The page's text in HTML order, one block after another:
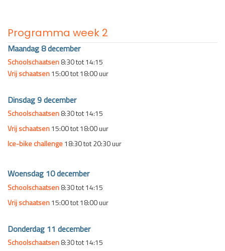
Programma week 2
Maandag 8 december
Schoolschaatsen8:30 tot 14:15
Vrij schaatsen15:00 tot 18:00 uur
Dinsdag 9 december
Schoolschaatsen8:30 tot 14:15
Vrij schaatsen15:00 tot 18:00 uur
Ice-bike challenge18:30 tot 20:30 uur
Woensdag 10 december
Schoolschaatsen8:30 tot 14:15
Vrij schaatsen15:00 tot 18:00 uur
Donderdag 11 december
Schoolschaatsen8:30 tot 14:15